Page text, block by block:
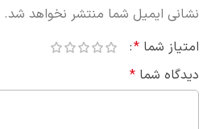
نشانی ایمیل شما منتشر نخواهد شد.
امتیاز شما *
دیدگاه شما *